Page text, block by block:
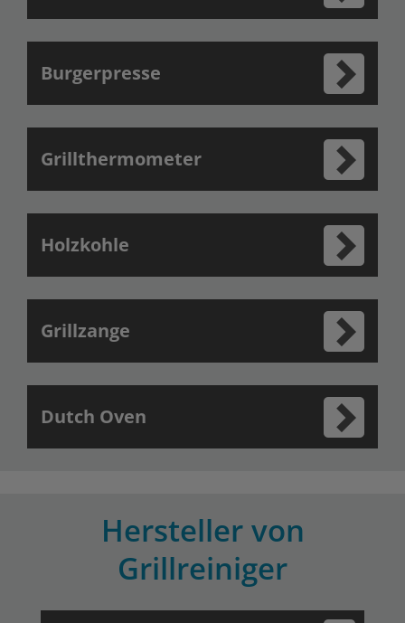
Burgerpresse
Grillthermometer
Holzkohle
Grillzange
Dutch Oven
Hersteller von
Grillreiniger